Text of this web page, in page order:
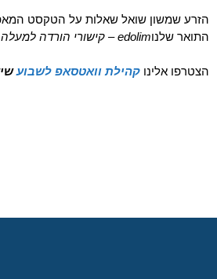
הזרע שמשון שואל שאלות על הטקסט
התואר שלנוedolim – קישורי הורדה למעלה…
הצטרפו אלינו קהילת וואטסאפ לשבוע